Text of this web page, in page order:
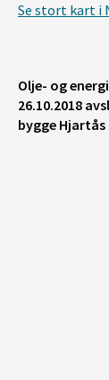
Se stort kart i
Olje- og
26.10.2018
bygge